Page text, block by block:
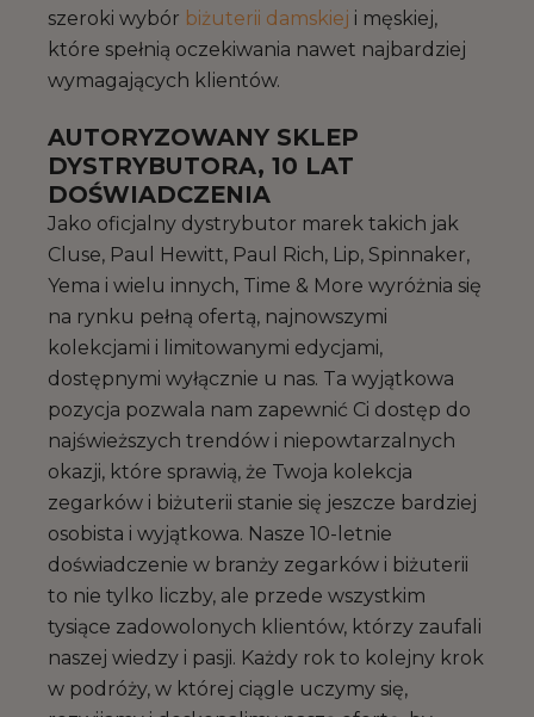
szeroki wybór biżuterii damskiej i męskiej,
które spełnią oczekiwania nawet najbardziej
wymagających klientów.
AUTORYZOWANY SKLEP
DYSTRYBUTORA, 10 LAT
DOŚWIADCZENIA
Jako oficjalny dystrybutor marek takich jak
Cluse, Paul Hewitt, Paul Rich, Lip, Spinnaker,
Yema i wielu innych, Time & More wyróżnia się
na rynku pełną ofertą, najnowszymi
kolekcjami i limitowanymi edycjami,
dostępnymi wyłącznie u nas. Ta wyjątkowa
pozycja pozwala nam zapewnić Ci dostęp do
najświeższych trendów i niepowtarzalnych
okazji, które sprawią, że Twoja kolekcja
zegarków i biżuterii stanie się jeszcze bardziej
osobista i wyjątkowa. Nasze 10-letnie
doświadczenie w branży zegarków i biżuterii
to nie tylko liczby, ale przede wszystkim
tysiące zadowolonych klientów, którzy zaufali
naszej wiedzy i pasji. Każdy rok to kolejny krok
w podróży, w której ciągle uczymy się,